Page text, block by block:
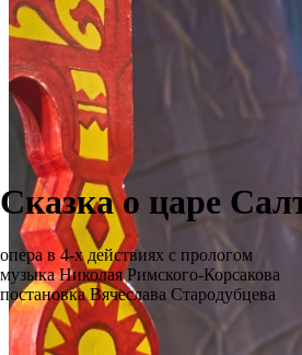
Сказка о царе
опера в 4-х действиях с прологом
музыка Николая Римского-Корсакова
постановка Вячеслава Стародубцева